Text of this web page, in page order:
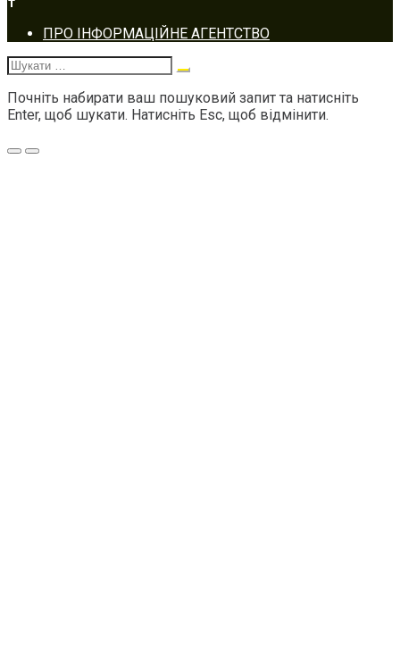
Footer
navigation
ПРО ІНФОРМАЦІЙНЕ АГЕНТСТВО
Шукати:
Почніть набирати ваш пошуковий запит та натисніть
Enter, щоб шукати. Натисніть Esc, щоб відмінити.
Меню